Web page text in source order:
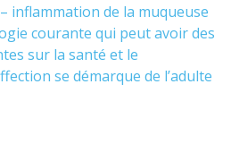
inflammation de la muqueuse
courante qui peut avoir des
sur la santé et le
se démarque de l’adulte